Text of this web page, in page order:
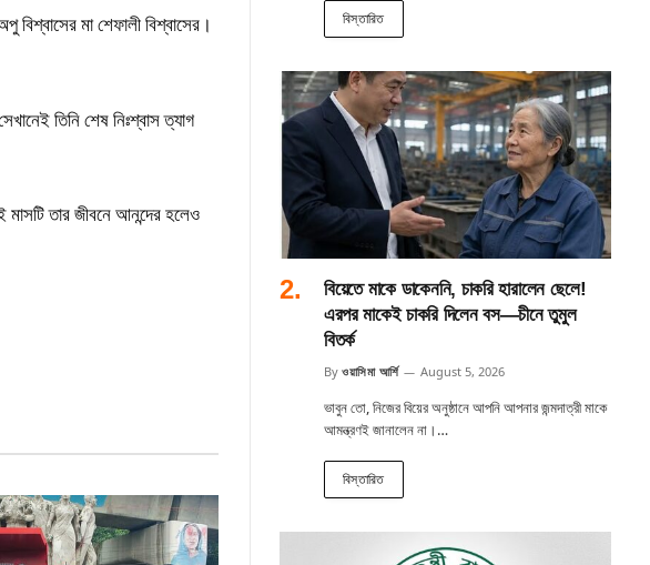
মা শেফালী বিশ্বাসের।
তিনি শেষ নিঃশ্বাস ত্যাগ
তার জীবনে আনন্দের হলেও
বিস্তারিত
বিয়েতে মাকে ডাকেননি, চাকরি হারালেন ছেলে!
এরপর মাকেই চাকরি দিলেন বস—চীনে তুমুল
বিতর্ক
By ওয়াসিমা আর্শি August 5, 2026
ভাবুন তো, নিজের বিয়ের অনুষ্ঠানে আপনি আপনার জন্মদাত্রী মাকে
আমন্ত্রণই জানালেন না।…
বিস্তারিত